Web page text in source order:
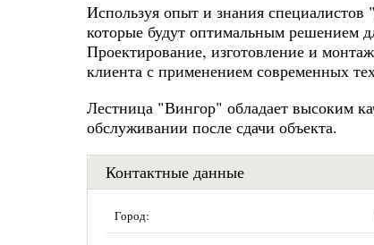
Используя опыт и знания
которые будут оптимальным решением
Проектирование, изготовление и
клиента с применением современных
Лестница "Вингор" обладает высоким
обслуживании после сдачи объекта.
Контактные данные
Город: